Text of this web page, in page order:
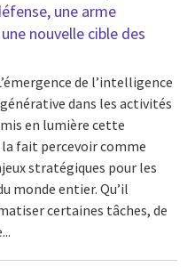
une arme
nouvelle cible des
de l’intelligence
dans les activités
en lumière cette
fait percevoir comme
stratégiques pour les
monde entier. Qu’il
certaines tâches, de